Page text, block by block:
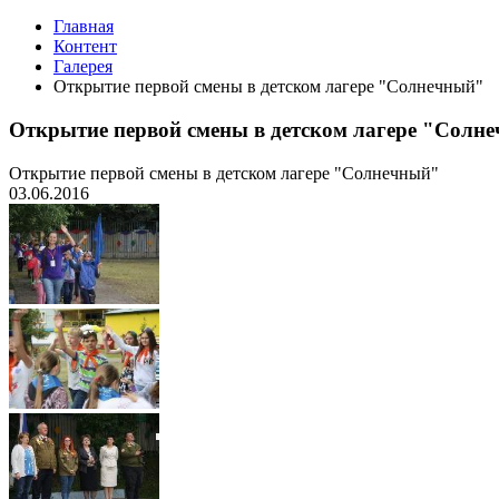
Главная
Контент
Галерея
Открытие первой смены в детском лагере "Солнечный"
Открытие первой смены в детском лагере
Открытие первой смены в детском лагере "Солнечный"
03.06.2016